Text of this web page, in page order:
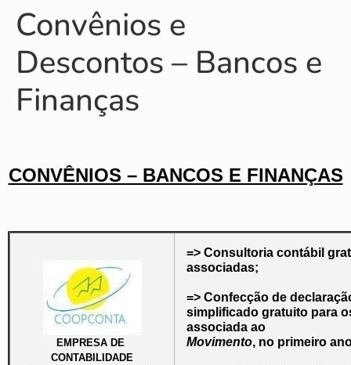
Convênios e
Descontos – Bancos e
Finanças
CONVÊNIOS – BANCOS E FINANÇAS
EMPRESA DE
CONTABILIDADE
=> Consultoria contábil
associadas;
=> Confecção de
simplificado gratuito para
associada ao
Movimento, no primeiro